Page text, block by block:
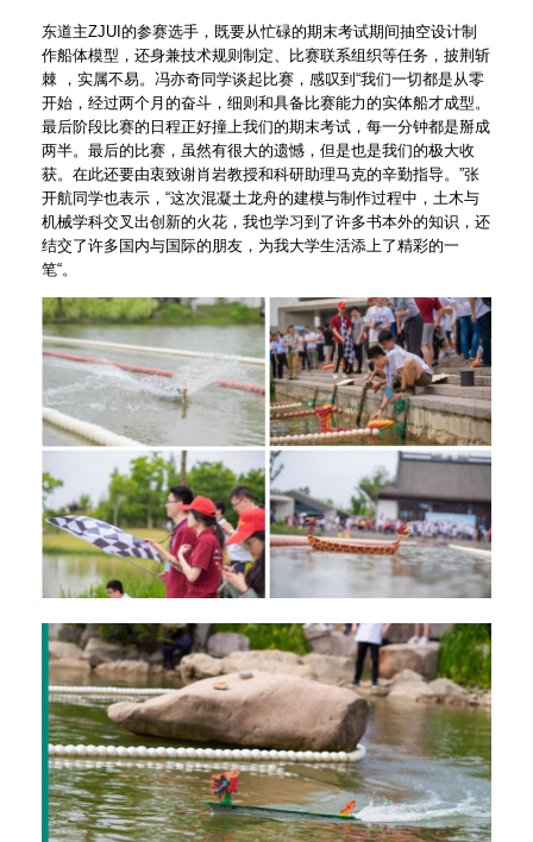
东道主ZJUI的参赛选手，既要从忙碌的期末考试期间抽空设计制
作船体模型，还身兼技术规则制定、比赛联系组织等任务，披荆斩
棘 ，实属不易。冯亦奇同学谈起比赛，感叹到“我们一切都是从零
开始，经过两个月的奋斗，细则和具备比赛能力的实体船才成型。
最后阶段比赛的日程正好撞上我们的期末考试，每一分钟都是掰成
两半。最后的比赛，虽然有很大的遗憾，但是也是我们的极大收
获。在此还要由衷致谢肖岩教授和科研助理马克的辛勤指导。”张
开航同学也表示，“这次混凝土龙舟的建模与制作过程中，土木与
机械学科交叉出创新的火花，我也学习到了许多书本外的知识，还
结交了许多国内与国际的朋友，为我大学生活添上了精彩的一
笔“。